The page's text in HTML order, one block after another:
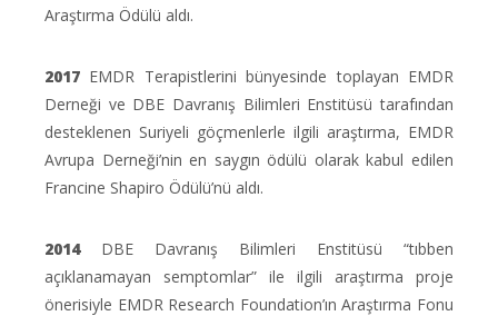
Araştırma Ödülü aldı.
2017 EMDR Terapistlerini bünyesinde toplayan EMDR
Derneği ve DBE Davranış Bilimleri Enstitüsü tarafından
desteklenen Suriyeli göçmenlerle ilgili araştırma, EMDR
Avrupa Derneği’nin en saygın ödülü olarak kabul edilen
Francine Shapiro Ödülü’nü aldı.
2014DBE Davranış Bilimleri Enstitüsü “tıbben
açıklanamayan semptomlar” ile ilgili araştırma proje
önerisiyle EMDR Research Foundation’ın Araştırma Fonu